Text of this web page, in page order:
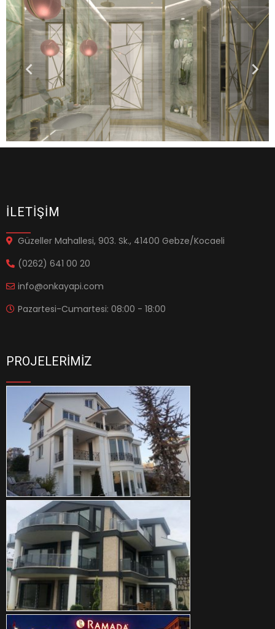
İLETİŞİM
Güzeller Mahallesi, 903. Sk., 41400 Gebze/Kocaeli
(0262) 641 00 20
info@onkayapi.com
Pazartesi-Cumartesi: 08:00 - 18:00
PROJELERIMIZ